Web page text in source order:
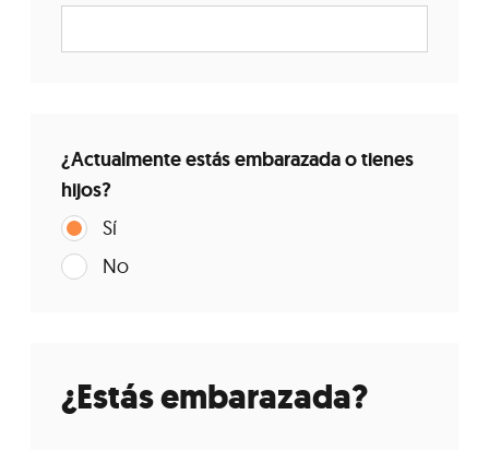
¿Actualmente estás embarazada o tienes
hijos?
Sí
No
¿Estás embarazada?